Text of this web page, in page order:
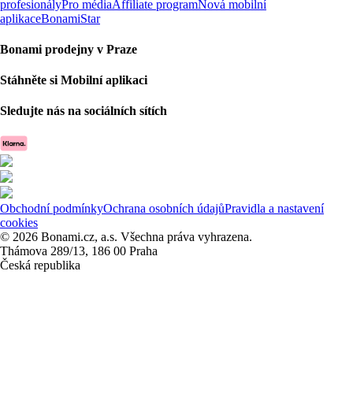
profesionályPro médiaAffiliate programNová mobilní
aplikaceBonamiStar
Bonami prodejny v Praze
Stáhněte si Mobilní aplikaci
Sledujte nás na sociálních sítích
Obchodní podmínkyOchrana osobních údajůPravidla a nastavení
cookies
© 2026 Bonami.cz, a.s. Všechna práva vyhrazena.
Thámova 289/13, 186 00 Praha
Česká republika